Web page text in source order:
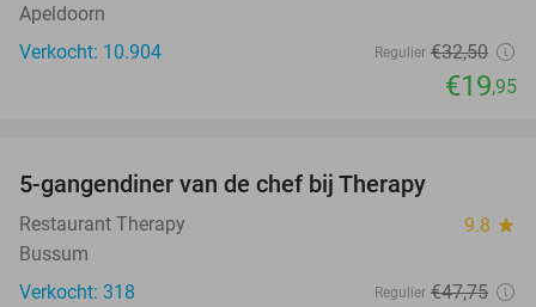
Apeldoorn
Verkocht: 10.904
Regulier €32,50
€19,95
5-gangendiner van de chef bij Therapy
Restaurant Therapy 9.8 star
Bussum
Verkocht: 318
Regulier €47,75